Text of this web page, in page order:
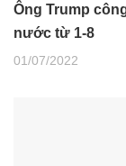
Ông Trump
nước từ 1-8
01/07/2022